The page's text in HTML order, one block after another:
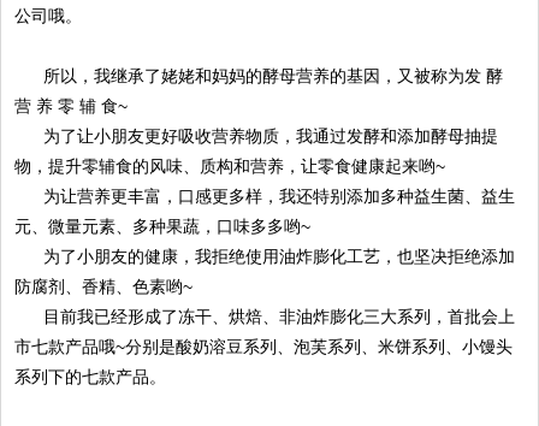
公司哦。
所以，我继承了姥姥和妈妈的酵母营养的基因，又被称为发 酵
营 养 零 辅 食~
为了让小朋友更好吸收营养物质，我通过发酵和添加酵母抽提
物，提升零辅食的风味、质构和营养，让零食健康起来哟~
为让营养更丰富，口感更多样，我还特别添加多种益生菌、益生
元、微量元素、多种果蔬，口味多多哟~
为了小朋友的健康，我拒绝使用油炸膨化工艺，也坚决拒绝添加
防腐剂、香精、色素哟~
目前我已经形成了冻干、烘焙、非油炸膨化三大系列，首批会上
市七款产品哦~分别是酸奶溶豆系列、泡芙系列、米饼系列、小馒头
系列下的七款产品。